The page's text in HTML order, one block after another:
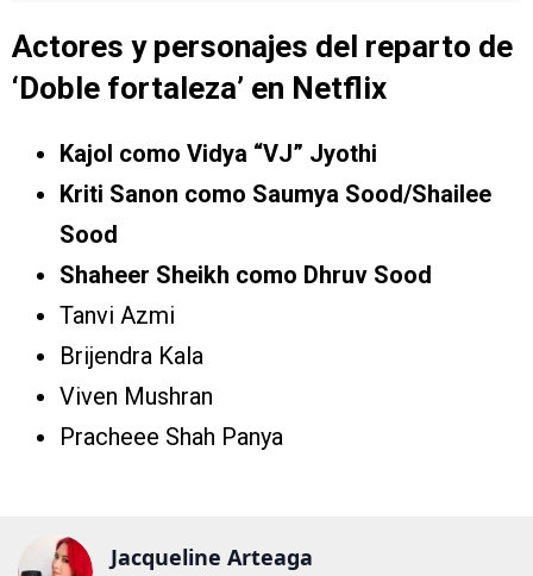
Actores y personajes del reparto de
‘Doble fortaleza’ en Netflix
Kajol como Vidya “VJ” Jyothi
Kriti Sanon como Saumya Sood/Shailee
Sood
Shaheer Sheikh como Dhruv Sood
Tanvi Azmi
Brijendra Kala
Viven Mushran
Pracheee Shah Panya
Jacqueline Arteaga